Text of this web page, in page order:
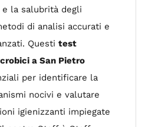
la salubrità degli
di analisi accurati e
Questi test
a San Pietro
per identificare la
nocivi e valutare
igienizzanti impiegate